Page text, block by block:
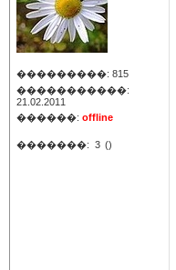
���������: 815
�����������:
21.02.2011
������: offline
�������: 3 ()